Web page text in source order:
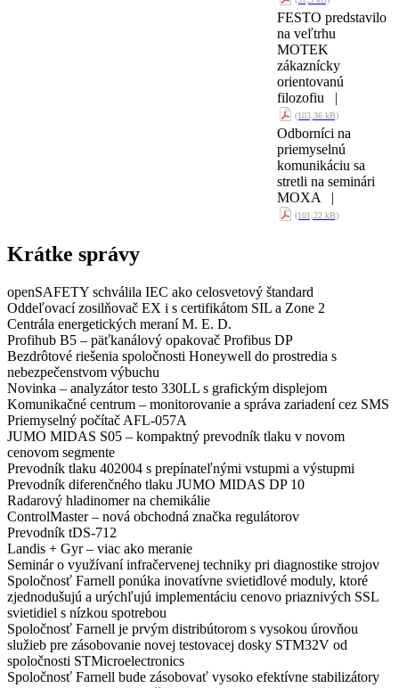
FESTO predstavilo
na veľtrhu
MOTEK
zákaznícky
orientovanú
filozofiu |
(103,36 kB)
Odborníci na
priemyselnú
komunikáciu sa
stretli na seminári
MOXA |
(101,22 kB)
Krátke správy
openSAFETY schválila IEC ako celosvetový štandard
Oddeľovací zosilňovač EX i s certifikátom SIL a Zone 2
Centrála energetických meraní M. E. D.
Profihub B5 – päťkanálový opakovač Profibus DP
Bezdrôtové riešenia spoločnosti Honeywell do prostredia s
nebezpečenstvom výbuchu
Novinka – analyzátor testo 330LL s grafickým displejom
Komunikačné centrum – monitorovanie a správa zariadení cez SMS
Priemyselný počítač AFL-057A
JUMO MIDAS S05 – kompaktný prevodník tlaku v novom
cenovom segmente
Prevodník tlaku 402004 s prepínateľnými vstupmi a výstupmi
Prevodník diferenčného tlaku JUMO MIDAS DP 10
Radarový hladinomer na chemikálie
ControlMaster – nová obchodná značka regulátorov
Prevodník tDS-712
Landis + Gyr – viac ako meranie
Seminár o využívaní infračervenej techniky pri diagnostike strojov
Spoločnosť Farnell ponúka inovatívne svietidlové moduly, ktoré
zjednodušujú a urýchľujú implementáciu cenovo priaznivých SSL
svietidiel s nízkou spotrebou
Spoločnosť Farnell je prvým distribútorom s vysokou úrovňou
služieb pre zásobovanie novej testovacej dosky STM32V od
spoločnosti STMicroelectronics
Spoločnosť Farnell bude zásobovať vysoko efektívne stabilizátory